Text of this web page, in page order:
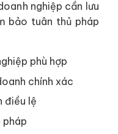
nghiệp cần lưu
bảo tuân thủ pháp
phù hợp
chính xác
điều lệ
pháp